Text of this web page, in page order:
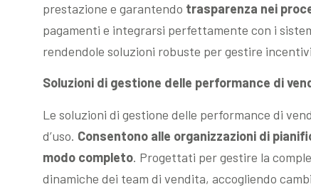
prestazione e garantendo trasparenza nei
pagamenti e integrarsi perfettamente con i
rendendole soluzioni robuste per gestire
Soluzioni di gestione delle performance di
Le soluzioni di gestione delle performance di
d’uso. Consentono alle organizzazioni di
modo completo. Progettati per gestire la
dinamiche dei team di vendita, accogliendo